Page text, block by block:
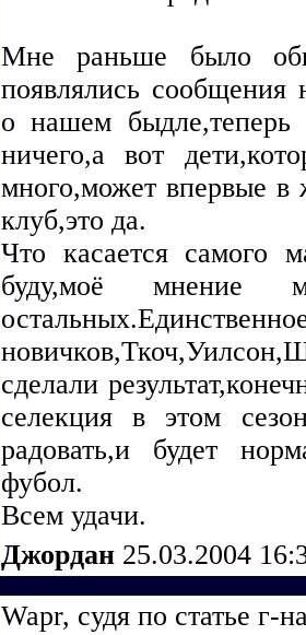
Мне раньше было
появлялись сообщения
о нашем
ничего,а вот
много,может впервые в
клуб,это да.
Что касается самого
буду,моё мнение
сделали
селекция в этом
радовать,и будет
фубол.
Всем удачи.
Джордан 25.03.2004
Wapr, судя по статье г-